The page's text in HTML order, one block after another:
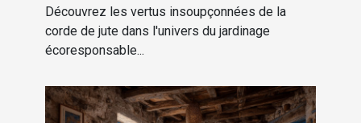
Découvrez les vertus insoupçonnées de la
corde de jute dans l'univers du jardinage
écoresponsable...